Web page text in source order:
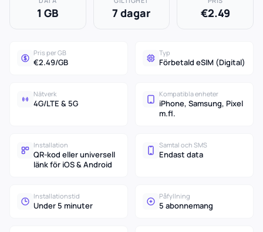
1 GB 7 dagar €2.49
Pris per GB
€2.49/GB
Typ
Förbetald eSIM (Digital)
Nätverk
4G/LTE & 5G
Kompatibla enheter
iPhone, Samsung, Pixel
m.fl.
Installation
QR-kod eller universell
länk för iOS & Android
Samtal och SMS
Endast data
Installationstid
Under 5 minuter
Påfyllning
5 abonnemang